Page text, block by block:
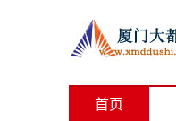
首页